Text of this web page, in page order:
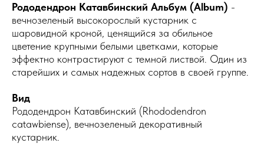
Рододендрон Катавбинский Альбум (Album) -
вечнозеленый высокорослый кустарник с
шаровидной кроной, ценящийся за обильное
цветение крупными белыми цветками, которые
эффектно контрастируют с темной листвой. Один из
старейших и самых надежных сортов в своей группе.
Вид
Рододендрон Катавбинский (Rhododendron
catawbiense), вечнозеленый декоративный
кустарник.